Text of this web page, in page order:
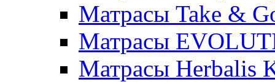
Матрасы Take &
Матрасы
Матрасы Herbalis